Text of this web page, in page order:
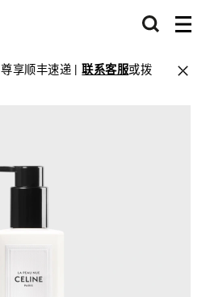
享顺丰速递 |联系客服或拨